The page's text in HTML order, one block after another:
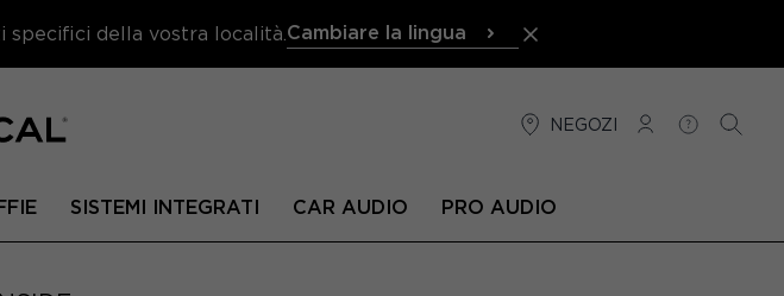
specifici della vostra località. Cambiare la lingua
NEGOZI
CONNESSIONE
AIUTO
SISTEMI INTEGRATI CAR AUDIO PRO AUDIO